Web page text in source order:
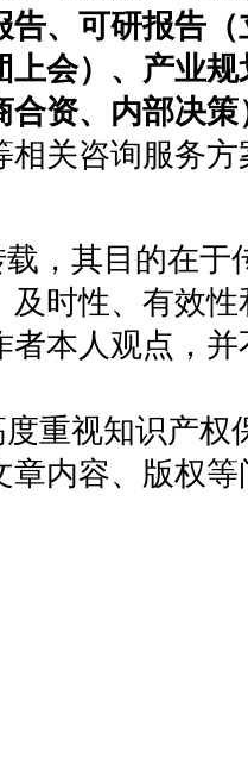
告、可研报告
上会）、产业
合资、内部决
相关咨询服务方
，其目的在于
及时性、有效
者本人观点，
重视知识产权
章内容、版权